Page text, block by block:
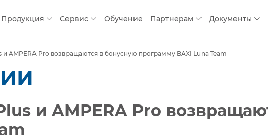
Продукция Сервис Обучение Партнерам Документы
и AMPERA Pro возвращаются в бонусную программу BAXI Luna Team
и AMPERA Pro